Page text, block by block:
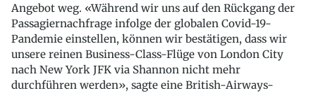
Angebot weg. «Während wir uns auf den Rückgang der
Passagiernachfrage infolge der globalen Covid-19-
Pandemie einstellen, können wir bestätigen, dass wir
unsere reinen Business-Class-Flüge von London City
nach New York JFK via Shannon nicht mehr
durchführen werden», sagte eine British-Airways-